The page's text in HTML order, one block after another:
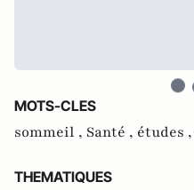
MOTS-CLES
sommeil , Santé , études ,
THEMATIQUES